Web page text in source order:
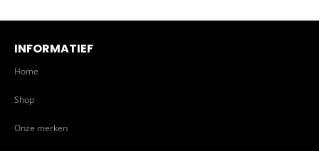
INFORMATIEF
Home
Shop
Onze merken